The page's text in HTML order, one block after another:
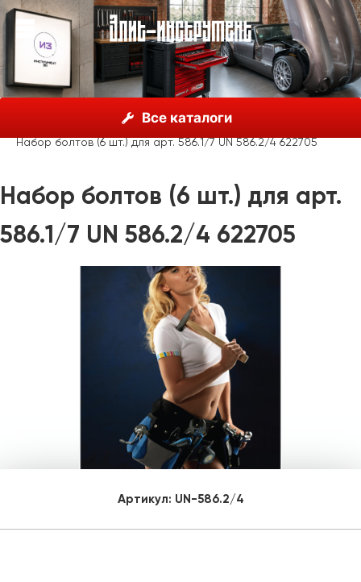
Все каталоги
Unior, Словения
Ножницы, болторезы
Болторезы
Набор болтов (6 шт.) для арт. 586.1/7 UN 586.2/4 622705
Набор болтов (6 шт.) для арт.
586.1/7 UN 586.2/4 622705
Артикул: UN-586.2/4